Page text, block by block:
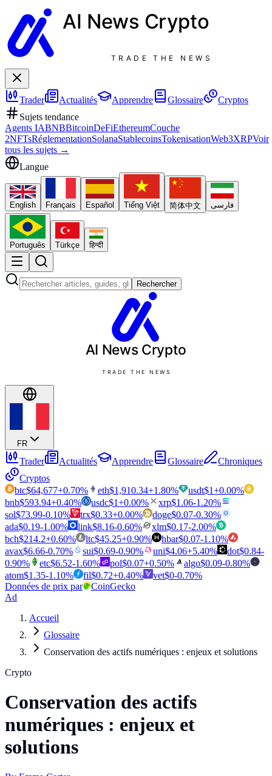
AI News Crypto
TRADE THE NEWS
Trader Actualités Apprendre Glossaire
Cryptos
Sujets tendance
Agents IABNBBitcoinDeFiEthereumCouche
2NFTsRéglementationSolanaStablecoinsTokenisationWeb3XRPVoir
tous les sujets →
Langue
English Français Español Tiếng Việt 简体中文 فارسی
Português Türkçe हिन्दी
Rechercher
AI News Crypto
TRADE THE NEWS
FR
Trader Actualités Apprendre Glossaire
Chroniques
Cryptos
btc$64,677+0.70% eth$1,910.34+1.80% usdt$1+0.00%
bnb$593.94+0.40% usdc$1+0.00% xrp$1.06-1.20%
sol$73.99-0.10% trx$0.33+0.00% doge$0.07-0.30%
ada$0.19-1.00% link$8.16-0.60% xlm$0.17-2.00%
bch$214.2+0.60% ltc$45.25+0.90% hbar$0.07-1.10%
avax$6.66-0.70% sui$0.69-0.90% uni$4.06+5.40% dot$0.84-
0.90% etc$6.52-1.60% pol$0.07+0.50% algo$0.09-0.80%
atom$1.35-1.10% fil$0.72+0.40% vet$0-0.70%
Données de prix par
CoinGecko
Ad
Accueil
Glossaire
Conservation des actifs numériques : enjeux et solutions
Crypto
Conservation des actifs
numériques : enjeux et
solutions